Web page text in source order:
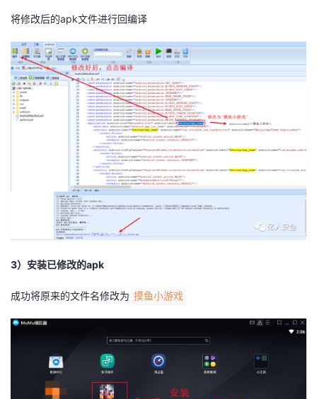
将修改后的apk文件进行回编译
3）安装已修改的apk
成功将原来的文件名修改为 摸鱼小游戏